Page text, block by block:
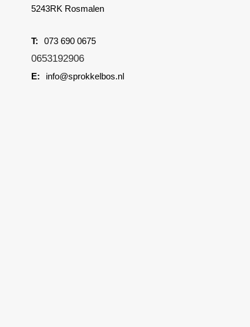
5243RK Rosmalen
073 690 0675
0653192906
info@sprokkelbos.nl